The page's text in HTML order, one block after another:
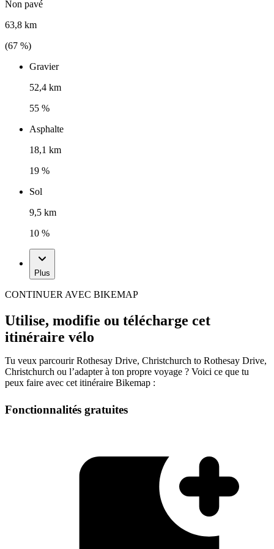
Non pavé
63,8 km
(67 %)
Gravier
52,4 km
55 %
Asphalte
18,1 km
19 %
Sol
9,5 km
10 %
Plus
CONTINUER AVEC BIKEMAP
Utilise, modifie ou télécharge cet
itinéraire vélo
Tu veux parcourir Rothesay Drive, Christchurch to Rothesay Drive,
Christchurch ou l’adapter à ton propre voyage ? Voici ce que tu
peux faire avec cet itinéraire Bikemap :
Fonctionnalités gratuites